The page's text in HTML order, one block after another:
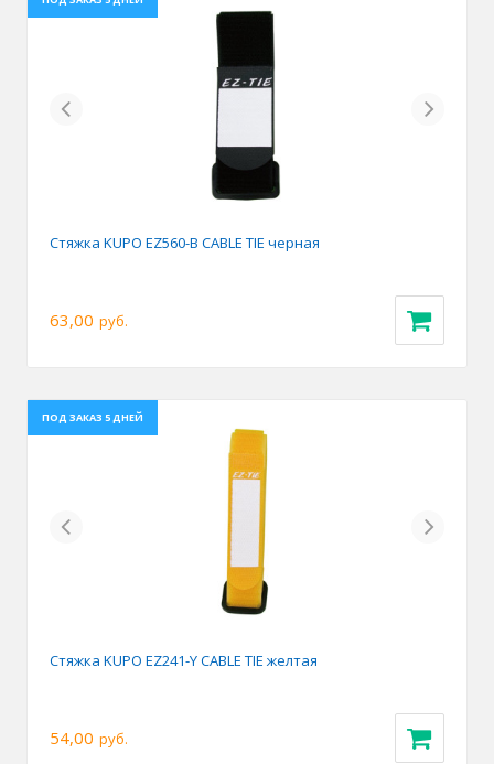
Previous Next
Стяжка KUPO EZ560-B CABLE TIE черная
63,00 руб.
ПОД ЗАКАЗ 5 ДНЕЙ
Previous Next
Стяжка KUPO EZ241-Y CABLE TIE желтая
54,00 руб.